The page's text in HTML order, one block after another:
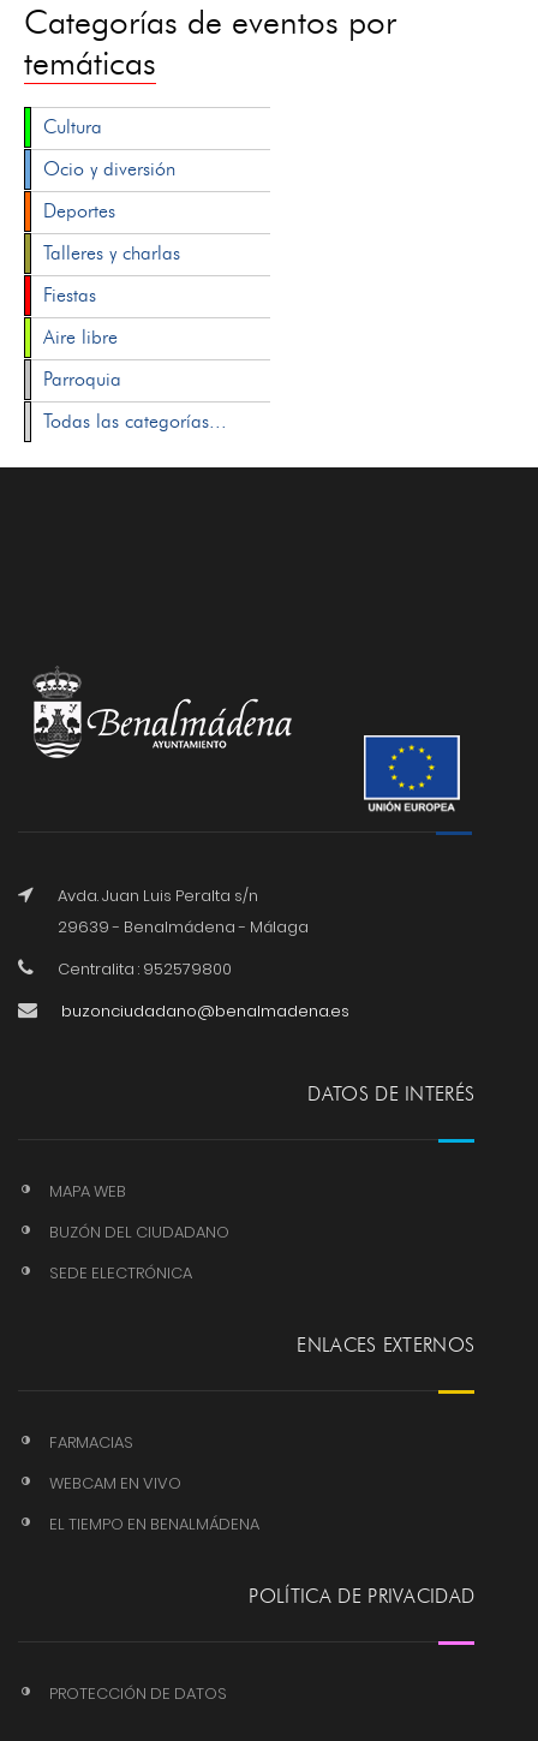
Categorías de eventos por
temáticas
Cultura
Ocio y diversión
Deportes
Talleres y charlas
Fiestas
Aire libre
Parroquia
Todas las categorías...
Avda. Juan Luis Peralta s/n
29639 - Benalmádena - Málaga
Centralita : 952579800
buzonciudadano@benalmadena.es
DATOS DE INTERÉS
MAPA WEB
BUZÓN DEL CIUDADANO
SEDE ELECTRÓNICA
ENLACES EXTERNOS
FARMACIAS
WEBCAM EN VIVO
EL TIEMPO EN BENALMÁDENA
POLÍTICA DE PRIVACIDAD
PROTECCIÓN DE DATOS